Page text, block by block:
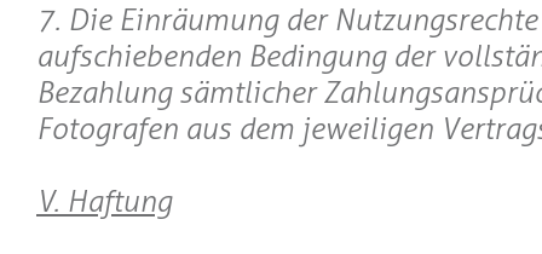
7. Die Einräumung der
aufschiebenden Bedingung der
Bezahlung sämtlicher
Fotografen aus dem jeweiligen
V. Haftung